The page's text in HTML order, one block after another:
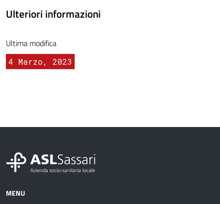
Ulteriori informazioni
Ultima modifica
4 Marzo, 2023
MENU